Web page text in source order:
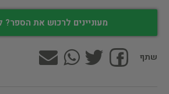
מעוניינים לרכוש את הספר?
שתף